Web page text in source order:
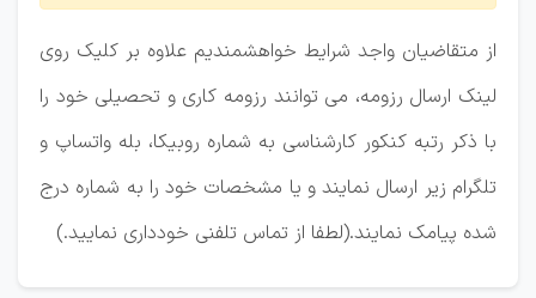
از متقاضیان واجد شرایط خواهشمندیم علاوه بر کلیک روی
لینک ارسال رزومه، می توانند رزومه کاری و تحصیلی خود را
با ذکر رتبه کنکور کارشناسی به شماره روبیکا، بله واتساپ و
تلگرام زیر ارسال نمایند و یا مشخصات خود را به شماره درج
شده پیامک نمایند.(لطفا از تماس تلفنی خودداری نمایید.)